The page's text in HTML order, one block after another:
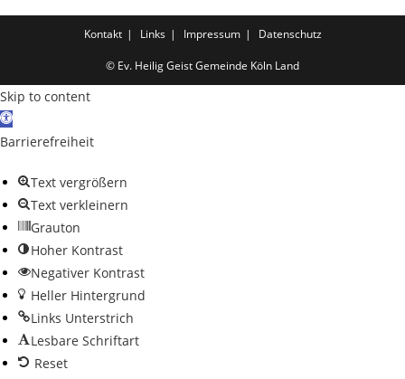
Kontakt Links Impressum Datenschutz
© Ev. Heilig Geist Gemeinde Köln Land
Skip to content
Open toolbar
Barrierefreiheit
Text vergrößern
Text verkleinern
Grauton
Hoher Kontrast
Negativer Kontrast
Heller Hintergrund
Links Unterstrich
Lesbare Schriftart
Reset